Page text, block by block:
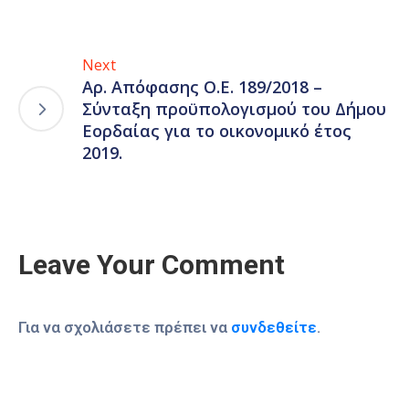
Next
Αρ. Απόφασης Ο.Ε. 189/2018 –
Σύνταξη προϋπολογισμού του Δήμου
Εορδαίας για το οικονομικό έτος
2019.
Leave Your Comment
Για να σχολιάσετε πρέπει να συνδεθείτε.